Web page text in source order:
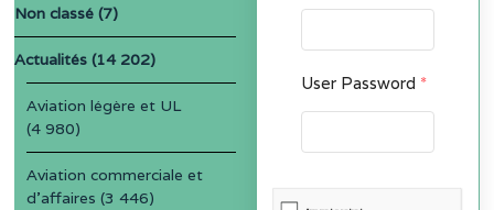
User Password *
Non classé (7)
Actualités (14 202)
Aviation légère et UL
(4 980)
Aviation commerciale et
d'affaires (3 446)